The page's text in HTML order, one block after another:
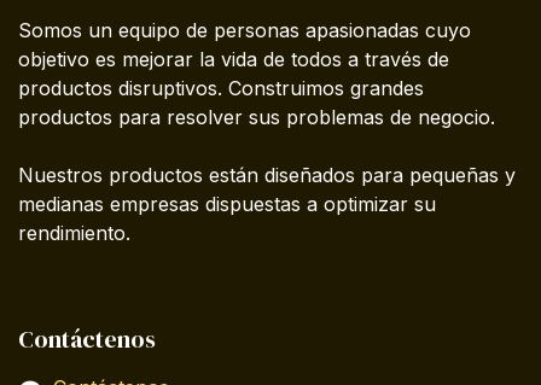
Somos un equipo de personas apasionadas cuyo
objetivo es mejorar la vida de todos a través de
productos disruptivos. Construimos grandes
productos para resolver sus problemas de negocio.
Nuestros productos están diseñados para pequeñas y
medianas empresas dispuestas a optimizar su
rendimiento.
Contáctenos